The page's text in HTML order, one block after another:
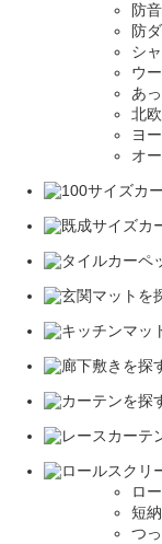
防
防
シ
ウ
あ
北
ヨ
オ
ロ
短
つ